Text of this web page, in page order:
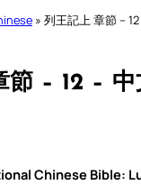
» 列王記上 章節 –
節 – 12 –
Chinese Bible: